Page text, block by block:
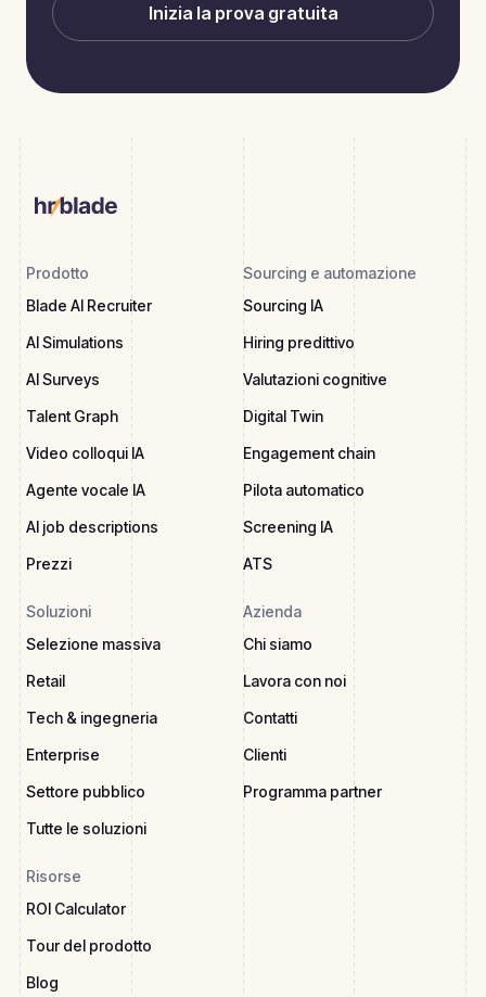
Inizia la prova gratuita
Prodotto
Blade AI Recruiter
AI Simulations
AI Surveys
Talent Graph
Video colloqui IA
Agente vocale IA
AI job descriptions
Prezzi
Sourcing e automazione
Sourcing IA
Hiring predittivo
Valutazioni cognitive
Digital Twin
Engagement chain
Pilota automatico
Screening IA
ATS
Soluzioni
Selezione massiva
Retail
Tech & ingegneria
Enterprise
Settore pubblico
Tutte le soluzioni
Azienda
Chi siamo
Lavora con noi
Contatti
Clienti
Programma partner
Risorse
ROI Calculator
Tour del prodotto
Blog